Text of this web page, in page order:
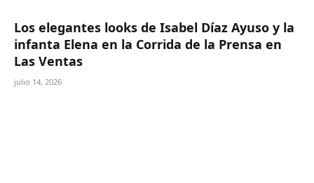
Los elegantes looks de Isabel Díaz Ayuso y la
infanta Elena en la Corrida de la Prensa en
Las Ventas
julio 14, 2026